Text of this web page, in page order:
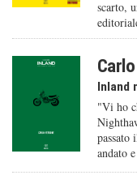
scarto,
Inland
"Vi ho
passato
andato